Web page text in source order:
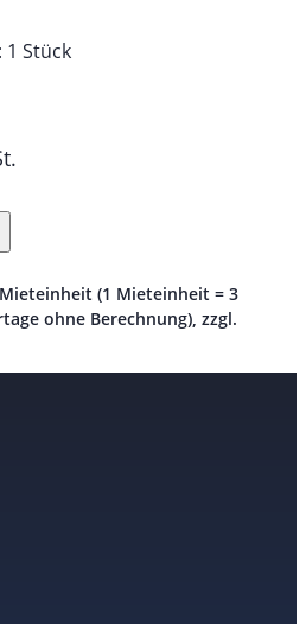
1 Stück
(1 Mieteinheit = 3
ohne Berechnung), zzgl.